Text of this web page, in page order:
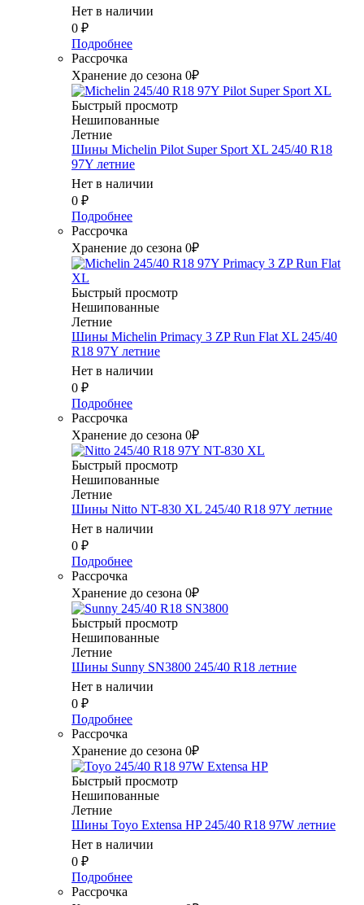
Нет в наличии
0 ₽
Подробнее
Рассрочка
Хранение до сезона 0₽
Быстрый просмотр
Нешипованные
Летние
Шины Michelin Pilot Super Sport XL 245/40 R18
97Y летние
Нет в наличии
0 ₽
Подробнее
Рассрочка
Хранение до сезона 0₽
Быстрый просмотр
Нешипованные
Летние
Шины Michelin Primacy 3 ZP Run Flat XL 245/40
R18 97Y летние
Нет в наличии
0 ₽
Подробнее
Рассрочка
Хранение до сезона 0₽
Быстрый просмотр
Нешипованные
Летние
Шины Nitto NT-830 XL 245/40 R18 97Y летние
Нет в наличии
0 ₽
Подробнее
Рассрочка
Хранение до сезона 0₽
Быстрый просмотр
Нешипованные
Летние
Шины Sunny SN3800 245/40 R18 летние
Нет в наличии
0 ₽
Подробнее
Рассрочка
Хранение до сезона 0₽
Быстрый просмотр
Нешипованные
Летние
Шины Toyo Extensa HP 245/40 R18 97W летние
Нет в наличии
0 ₽
Подробнее
Рассрочка